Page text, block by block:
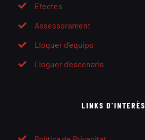
Efectes
Assessorament
Lloguer d’equips
Lloguer d’escenaris
LINKS D’INTERÈS